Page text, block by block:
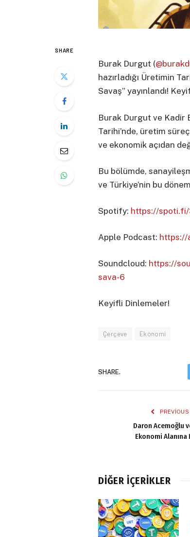
SHARE
Burak Durgut (
hazırladığı Üretimin
Savaş” yayınlandı!
Burak Durgut ve Kadir
Tarihi’nde, üretim
ve ekonomik açıdan
Bu bölümde,
ve Türkiye’nin bu
Spotify: https://
Apple Podcast: https://
Soundcloud: https://
sava-6
Keyifli Dinlemeler!
Çerçeve Ekonomi
SHARE.
Daron Acemoğlu
Ekonomi Alanına
DIĞER İÇERIKLER